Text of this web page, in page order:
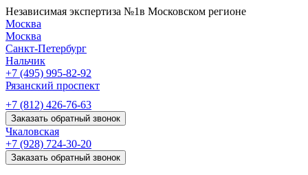
Независимая экспертиза №1в Московском регионе
Москва
Москва
Санкт-Петербург
Нальчик
+7 (495) 995-82-92
Рязанский проспект
+7 (812) 426-76-63
Заказать обратный звонок
Чкаловская
+7 (928) 724-30-20
Заказать обратный звонок